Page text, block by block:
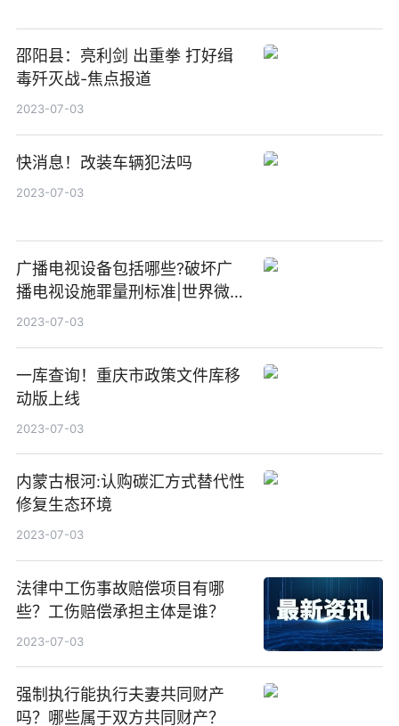
邵阳县：亮利剑 出重拳 打好缉
毒歼灭战-焦点报道
2023-07-03
快消息！改装车辆犯法吗
2023-07-03
广播电视设备包括哪些?破坏广
播电视设施罪量刑标准|世界微资
讯
2023-07-03
一库查询！重庆市政策文件库移
动版上线
2023-07-03
内蒙古根河:认购碳汇方式替代性
修复生态环境
2023-07-03
法律中工伤事故赔偿项目有哪
些？工伤赔偿承担主体是谁？
2023-07-03
强制执行能执行夫妻共同财产
吗？哪些属于双方共同财产？